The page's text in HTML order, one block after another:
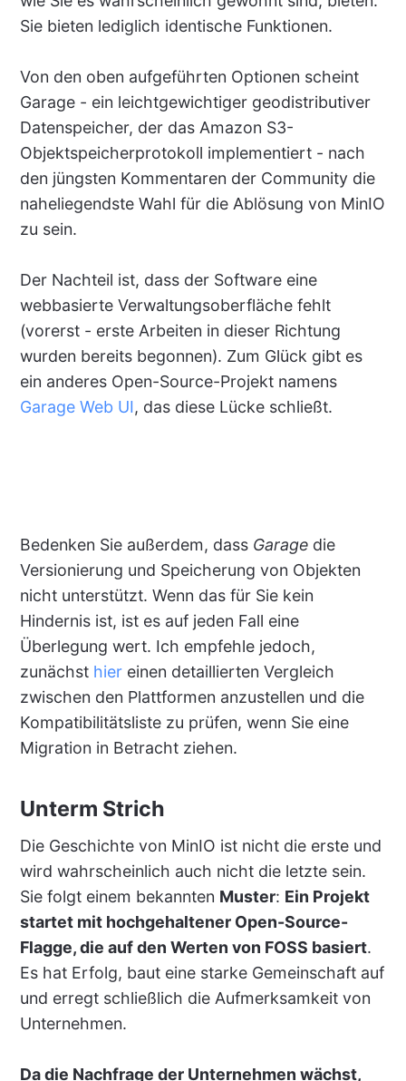
Sie bieten lediglich identische Funktionen.
Von den oben aufgeführten Optionen scheint
Garage - ein leichtgewichtiger geodistributiver
Datenspeicher, der das Amazon S3-
Objektspeicherprotokoll implementiert - nach
den jüngsten Kommentaren der Community die
naheliegendste Wahl für die Ablösung von MinIO
zu sein.
Der Nachteil ist, dass der Software eine
webbasierte Verwaltungsoberfläche fehlt
(vorerst - erste Arbeiten in dieser Richtung
wurden bereits begonnen). Zum Glück gibt es
ein anderes Open-Source-Projekt namens
Garage Web UI, das diese Lücke schließt.
Bedenken Sie außerdem, dass Garagedie
Versionierung und Speicherung von Objekten
nicht unterstützt. Wenn das für Sie kein
Hindernis ist, ist es auf jeden Fall eine
Überlegung wert. Ich empfehle jedoch,
zunächst hiereinen detaillierten Vergleich
zwischen den Plattformen anzustellen und die
Kompatibilitätsliste zu prüfen, wenn Sie eine
Migration in Betracht ziehen.
Unterm Strich
Die Geschichte von MinIO ist nicht die erste und
wird wahrscheinlich auch nicht die letzte sein.
Sie folgt einem bekannten Muster: Ein Projekt
startet mit hochgehaltener Open-Source-
Flagge, die auf den Werten von FOSS basiert.
Es hat Erfolg, baut eine starke Gemeinschaft auf
und erregt schließlich die Aufmerksamkeit von
Unternehmen.
Da die Nachfrage der Unternehmen wächst,